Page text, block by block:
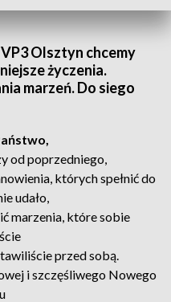
Olsztyn chcemy
życzenia.
marzeń. Do siego
od poprzedniego,
których spełnić do
udało,
marzenia, które sobie
przed sobą.
i szczęśliwego Nowego